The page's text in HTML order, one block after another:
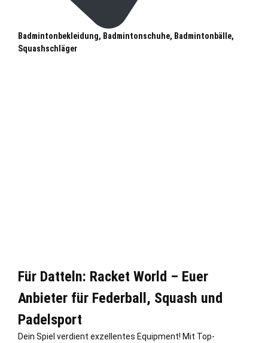
Badmintonbekleidung, Badmintonschuhe, Badmintonbälle,
Squashschläger
Für Datteln: Racket World – Euer
Anbieter für Federball, Squash und
Padelsport
Dein Spiel verdient exzellentes Equipment! Mit Top-